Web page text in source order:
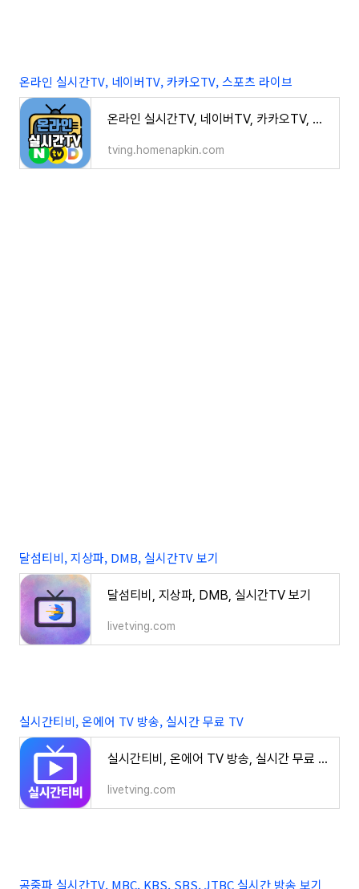
온라인 실시간TV, 네이버TV, 카카오TV, 스포츠 라이브
온라인 실시간TV, 네이버TV, 카카오TV, 스포츠 라이브
tving.homenapkin.com
달섬티비, 지상파, DMB, 실시간TV 보기
달섬티비, 지상파, DMB, 실시간TV 보기
livetving.com
실시간티비, 온에어 TV 방송, 실시간 무료 TV
실시간티비, 온에어 TV 방송, 실시간 무료 TV
livetving.com
공중파 실시간TV, MBC, KBS, SBS, JTBC 실시간 방송 보기